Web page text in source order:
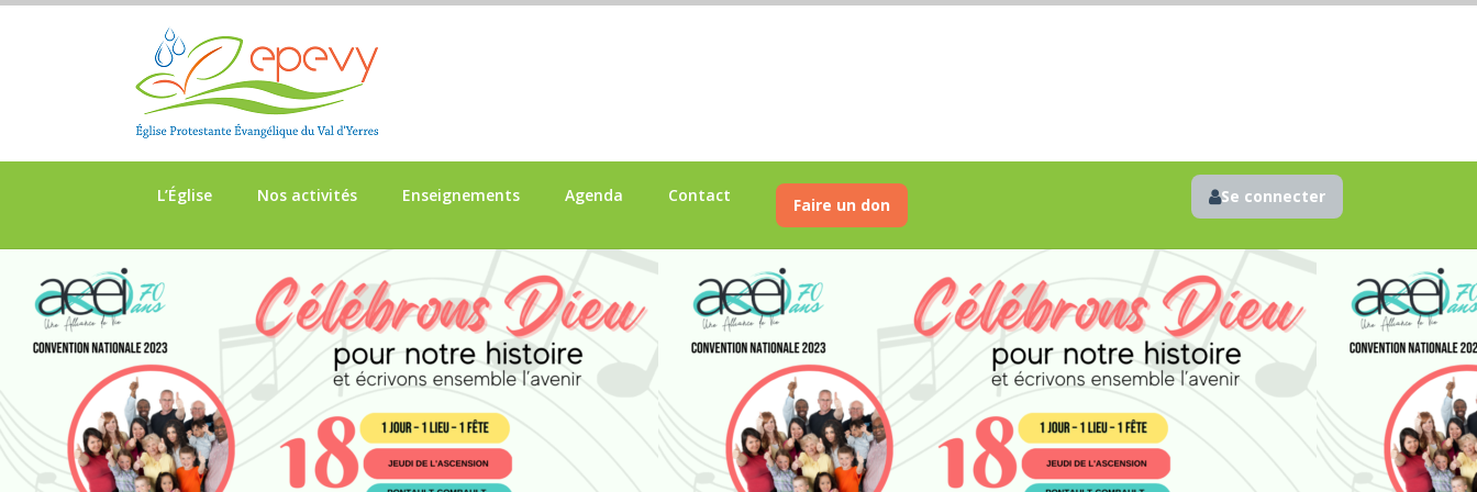
L’Église Nos activités Enseignements Agenda Contact Faire un don Se connecter